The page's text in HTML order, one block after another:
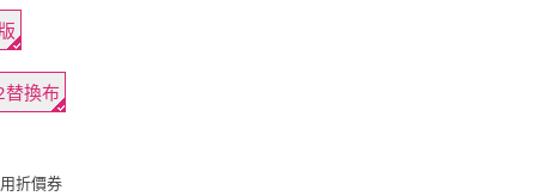
換布
折價券